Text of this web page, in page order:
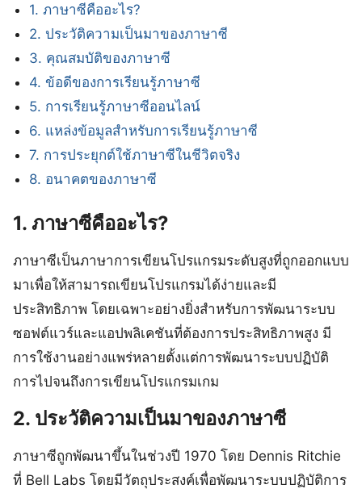
1. ภาษาซีคืออะไร?
2. ประวัติความเป็นมาของภาษาซี
3. คุณสมบัติของภาษาซี
4. ข้อดีของการเรียนรู้ภาษาซี
5. การเรียนรู้ภาษาซีออนไลน์
6. แหล่งข้อมูลสำหรับการเรียนรู้ภาษาซี
7. การประยุกต์ใช้ภาษาซีในชีวิตจริง
8. อนาคตของภาษาซี
1. ภาษาซีคืออะไร?
ภาษาซีเป็นภาษาการเขียนโปรแกรมระดับสูงที่ถูกออกแบบ
มาเพื่อให้สามารถเขียนโปรแกรมได้ง่ายและมี
ประสิทธิภาพ โดยเฉพาะอย่างยิ่งสำหรับการพัฒนาระบบ
ซอฟต์แวร์และแอปพลิเคชันที่ต้องการประสิทธิภาพสูง มี
การใช้งานอย่างแพร่หลายตั้งแต่การพัฒนาระบบปฏิบัติ
การไปจนถึงการเขียนโปรแกรมเกม
2. ประวัติความเป็นมาของภาษาซี
ภาษาซีถูกพัฒนาขึ้นในช่วงปี 1970 โดย Dennis Ritchie
ที่ Bell Labs โดยมีวัตถุประสงค์เพื่อพัฒนาระบบปฏิบัติการ